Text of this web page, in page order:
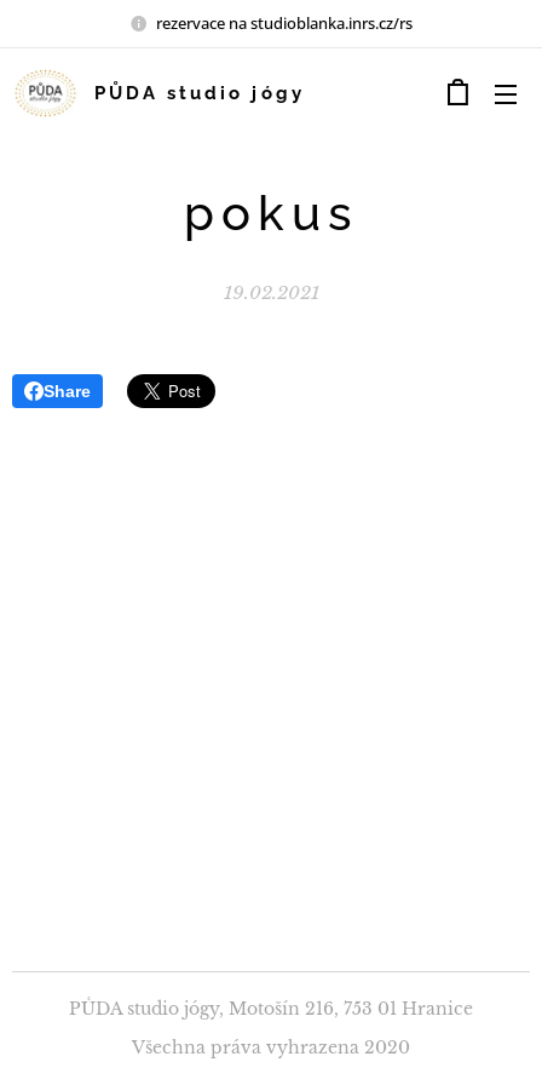
rezervace na studioblanka.inrs.cz/rs
PŮDA studio jógy
pokus
19.02.2021
Share
PŮDA studio jógy, Motošín 216, 753 01 Hranice
Všechna práva vyhrazena 2020